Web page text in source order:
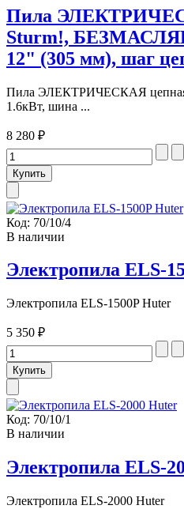
Пила
Sturm!,
12" (305 мм), шаг
Пила ЭЛЕКТРИЧЕСКАЯ
1.6кВт, шина ...
8 280 ₽
Код: 70/10/4
В наличии
Электропила ELS-
Электропила ELS-1500P Huter
5 350 ₽
Код: 70/10/1
В наличии
Электропила ELS-
Электропила ELS-2000 Huter